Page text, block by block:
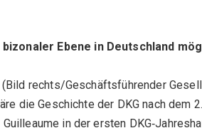
Ebene in Deutschland
rechts/Geschäftsführender
die Geschichte der DKG nach dem
in der ersten